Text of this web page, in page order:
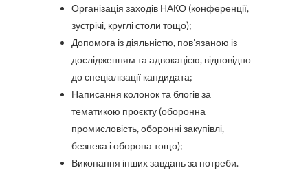
Організація заходів НАКО (конференції,
зустрічі, круглі столи тощо);
Допомога із діяльністю, пов’язаною із
дослідженням та адвокацією, відповідно
до спеціалізації кандидата;
Написання колонок та блогів за
тематикою проєкту (оборонна
промисловість, оборонні закупівлі,
безпека і оборона тощо);
Виконання інших завдань за потреби.